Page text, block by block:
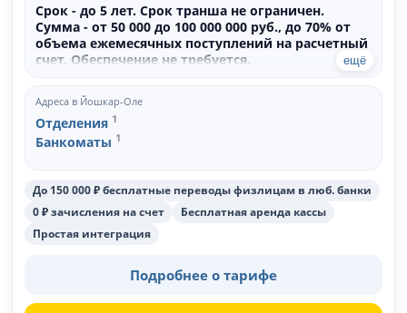
Срок - до 5 лет. Срок транша не ограничен.
Сумма - от 50 000 до 100 000 000 руб., до 70% от
объема ежемесячных поступлений на расчетный
счет. Обеспечение не требуется.
ещё
Адреса в Йошкар-Оле
Отделения 1
Банкоматы 1
До 150 000 ₽ бесплатные переводы физлицам в люб. банки
0 ₽ зачисления на счет
Бесплатная аренда кассы
Простая интеграция
Подробнее о тарифе